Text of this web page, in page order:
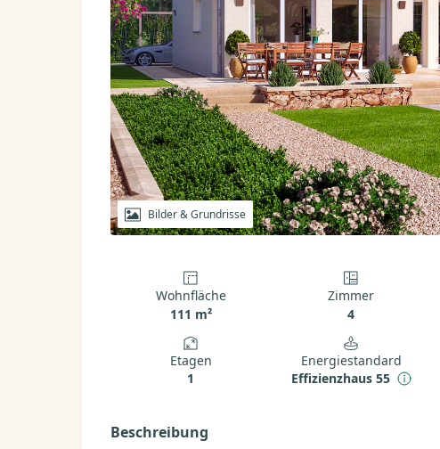
Bilder & Grundrisse
Wohnfläche
111 m²
Zimmer
4
Etagen
1
Energiestandard
Effizienzhaus 55
Beschreibung